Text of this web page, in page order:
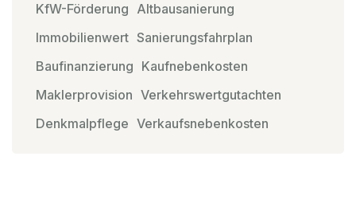
KfW-Förderung Altbausanierung
Immobilienwert Sanierungsfahrplan
Baufinanzierung Kaufnebenkosten
Maklerprovision Verkehrswertgutachten
Denkmalpflege Verkaufsnebenkosten